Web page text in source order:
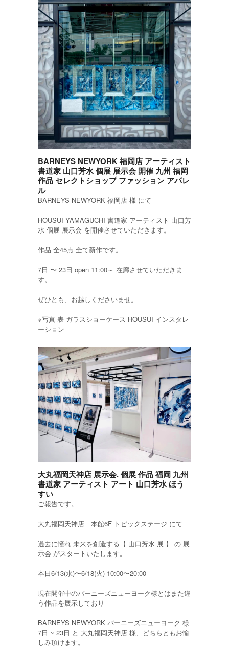
BARNEYS NEWYORK 福岡店 アーティスト
書道家 山口芳水 個展 展示会 開催 九州 福岡
作品 セレクトショップ ファッション アパレ
ル
BARNEYS NEWYORK 福岡店 様 にて
HOUSUI YAMAGUCHI 書道家 アーティスト 山口芳
水 個展 展示会 を開催させていただきます。
作品 全45点 全て新作です。
7日 〜 23日 open 11:00～ 在廊させていただきま
す。
ぜひとも、お越しくださいませ。
※写真 表 ガラスショーケース HOUSUI インスタレ
ーション
大丸福岡天神店 展示会. 個展 作品 福岡 九州
書道家 アーティスト アート 山口芳水 ほう
すい
ご報告です。
大丸福岡天神店 本館6F トピックステージ にて
過去に憧れ 未来を創造する【 山口芳水 展 】 の 展
示会 がスタートいたします。
本日6/13(水)〜6/18(火) 10:00〜20:00
現在開催中のバーニーズニューヨーク様とはまた違
う作品を展示しており
BARNEYS NEWYORK バーニーズニューヨーク 様
7日 ~ 23日 と 大丸福岡天神店 様、どちらともお愉
しみ頂けます。